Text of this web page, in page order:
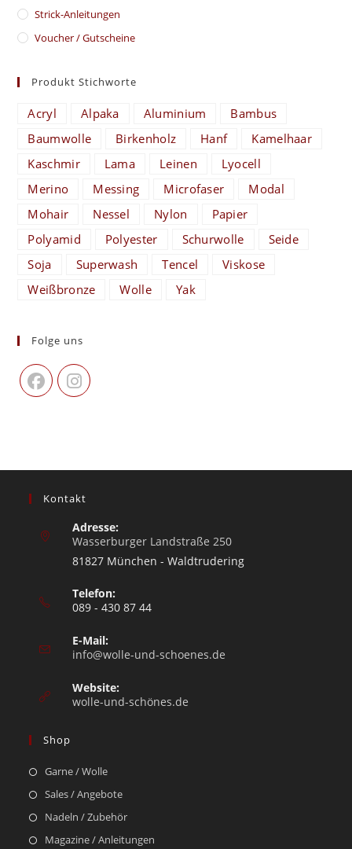
Strick-Anleitungen
Voucher / Gutscheine
Produkt Stichworte
Acryl Alpaka Aluminium
Bambus
Baumwolle
Birkenholz Hanf
Kamelhaar
Kaschmir
Lama Leinen
Lyocell
Merino
Messing Microfaser
Modal
Mohair
Nessel Nylon
Papier
Polyamid
Polyester Schurwolle
Seide
Soja
Superwash Tencel
Viskose
Weißbronze
Wolle Yak
Folge uns
Kontakt
Adresse:
Wasserburger Landstraße 250
81827 München - Waldtrudering
Telefon:
089 - 430 87 44
E-Mail:
info@wolle-und-schoenes.de
Website:
wolle-und-schönes.de
Shop
Garne / Wolle
Sales / Angebote
Nadeln / Zubehör
Magazine / Anleitungen